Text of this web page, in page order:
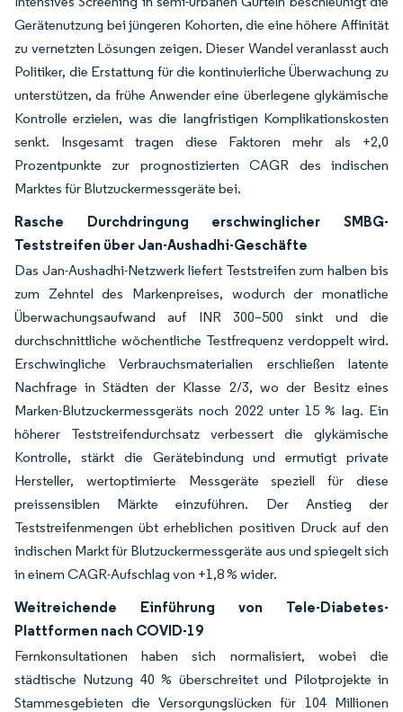
Gerätenutzung bei jüngeren Kohorten, die eine höhere Affinität
zu vernetzten Lösungen zeigen. Dieser Wandel veranlasst auch
Politiker, die Erstattung für die kontinuierliche Überwachung zu
unterstützen, da frühe Anwender eine überlegene glykämische
Kontrolle erzielen, was die langfristigen Komplikationskosten
senkt. Insgesamt tragen diese Faktoren mehr als +2,0
Prozentpunkte zur prognostizierten CAGR des indischen
Marktes für Blutzuckermessgeräte bei.
Rasche Durchdringung erschwinglicher SMBG-
Teststreifen über Jan-Aushadhi-Geschäfte
Das Jan-Aushadhi-Netzwerk liefert Teststreifen zum halben bis
zum Zehntel des Markenpreises, wodurch der monatliche
Überwachungsaufwand auf INR 300–500 sinkt und die
durchschnittliche wöchentliche Testfrequenz verdoppelt wird.
Erschwingliche Verbrauchsmaterialien erschließen latente
Nachfrage in Städten der Klasse 2/3, wo der Besitz eines
Marken-Blutzuckermessgeräts noch 2022 unter 15 % lag. Ein
höherer Teststreifendurchsatz verbessert die glykämische
Kontrolle, stärkt die Gerätebindung und ermutigt private
Hersteller, wertoptimierte Messgeräte speziell für diese
preissensiblen Märkte einzuführen. Der Anstieg der
Teststreifenmengen übt erheblichen positiven Druck auf den
indischen Markt für Blutzuckermessgeräte aus und spiegelt sich
in einem CAGR-Aufschlag von +1,8 % wider.
Weitreichende Einführung von Tele-Diabetes-
Plattformen nach COVID-19
Fernkonsultationen haben sich normalisiert, wobei die
städtische Nutzung 40 % überschreitet und Pilotprojekte in
Stammesgebieten die Versorgungslücken für 104 Millionen